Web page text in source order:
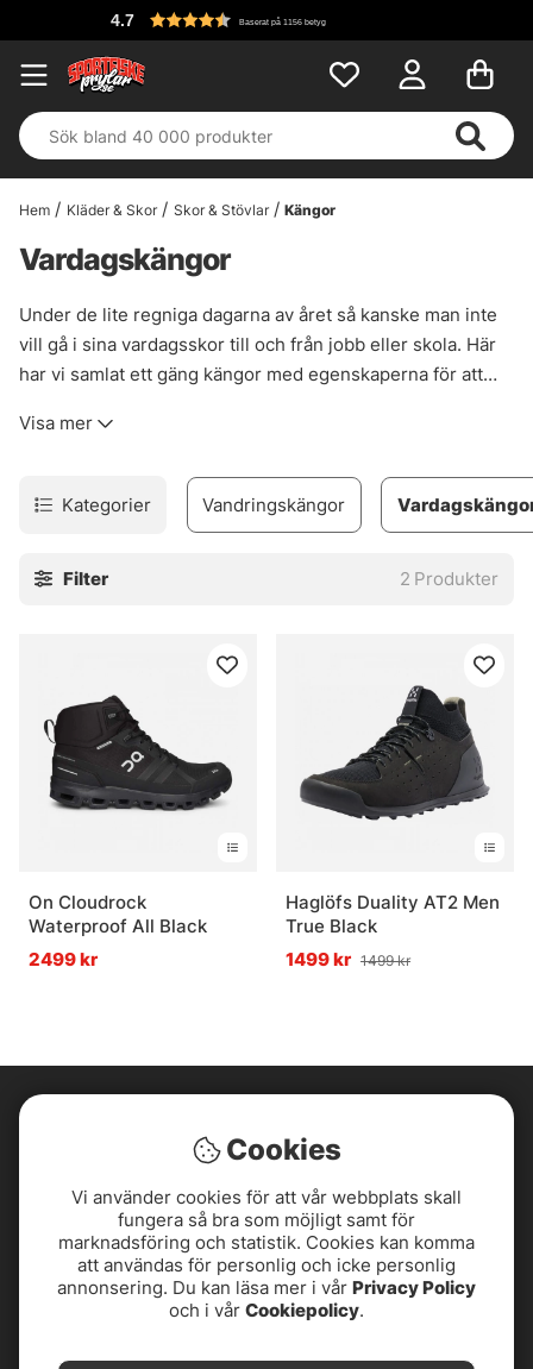
4.7 Baserat på 1156 betyg
Hem Kläder & Skor Skor & Stövlar Kängor
Vardagskängor
Under de lite regniga dagarna av året så kanske man inte
vill gå i sina vardagsskor till och från jobb eller skola. Här
har vi samlat ett gäng kängor med egenskaperna för att
men även när du är på fisketur eller vandring.
Visa mer
Kategorier Vandringskängor
Filter 2 Produkter
On Cloudrock
Waterproof All Black
2499 kr
Haglöfs Duality AT2 Men
True Black
1499 kr 1499 kr
Cookies
Vi använder cookies för att vår webbplats skall
fungera så bra som möjligt samt för
marknadsföring och statistik. Cookies kan komma
att användas för personlig och icke personlig
annonsering. Du kan läsa mer i vår Privacy Policy
och i vår Cookiepolicy.